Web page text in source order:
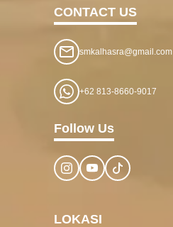
CONTACT US
smkalhasra@gmail.com
+62 813-8660-9017
Follow Us
LOKASI